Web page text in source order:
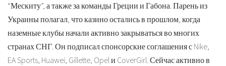
“Мескиту”, а также за команды Греции и Габона. Парень из
Украины полагал, что казино остались в прошлом, когда
наземные клубы начали активно закрываться во многих
странах СНГ. Он подписал спонсорские соглашения с Nike,
EA Sports, Huawei, Gillette, Opel и CoverGirl. Сейчас активно в